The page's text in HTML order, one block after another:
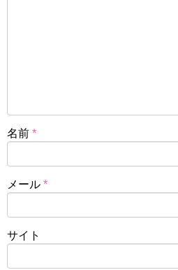
名前 *
メール *
サイト